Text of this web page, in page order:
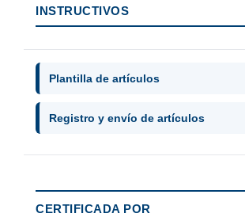
INSTRUCTIVOS
Plantilla de artículos
Registro y envío de artículos
CERTIFICADA POR